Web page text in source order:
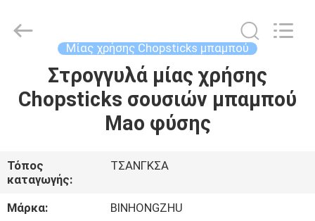
ΣΠΊΤΙ
ΠΕΡΊΠΟΥ
ΕΜΕΊΣ
and
Export
Μίας χρήσης Chopsticks μπαμπού
Στρογγυλά μίας χρήσης
Chopsticks σουσιών μπαμπού
Mao φύσης
Τόπος
καταγωγής:
ΤΣΑΝΓΚΣΑ
Μάρκα:
BINHONGZHU